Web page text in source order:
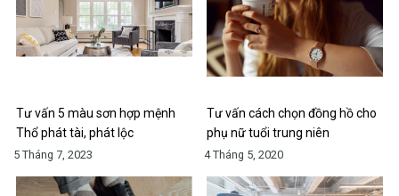
Tư vấn 5 màu sơn hợp mệnh
Thổ phát tài, phát lộc
5 Tháng 7, 2023
Tư vấn cách chọn đồng hồ cho
phụ nữ tuổi trung niên
4 Tháng 5, 2020